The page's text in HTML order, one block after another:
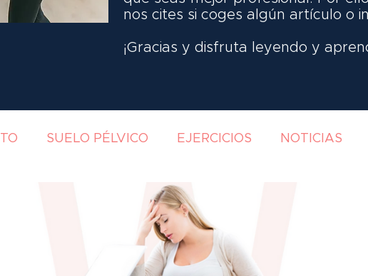
nos cites si coges algún artículo o
¡Gracias y disfruta leyendo y
SUELO PÉLVICO EJERCICIOS NOTICIAS
CONSEJOS DICCIONARIO